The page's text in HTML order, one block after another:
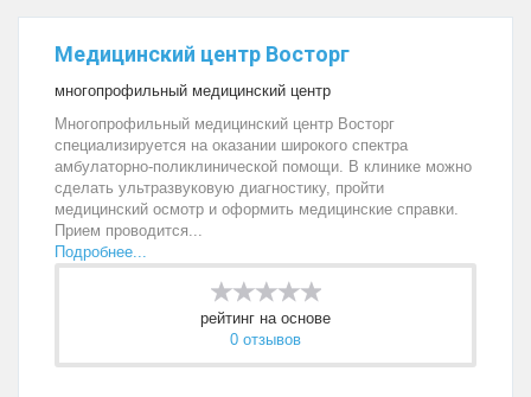
Медицинский центр Восторг
многопрофильный медицинский центр
Многопрофильный медицинский центр Восторг
специализируется на оказании широкого спектра
амбулаторно-поликлинической помощи. В клинике можно
сделать ультразвуковую диагностику, пройти
медицинский осмотр и оформить медицинские справки.
Прием проводится...
Подробнее...
рейтинг на основе
0 отзывов